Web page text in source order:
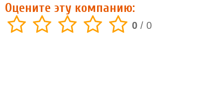
Оцените эту компанию:
0 / 0